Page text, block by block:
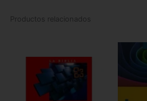
Productos relacionados